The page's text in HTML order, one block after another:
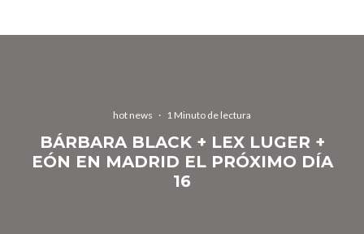
hot news · 1 Minuto de lectura
BÁRBARA BLACK + LEX LUGER +
EÓN EN MADRID EL PRÓXIMO DÍA
16